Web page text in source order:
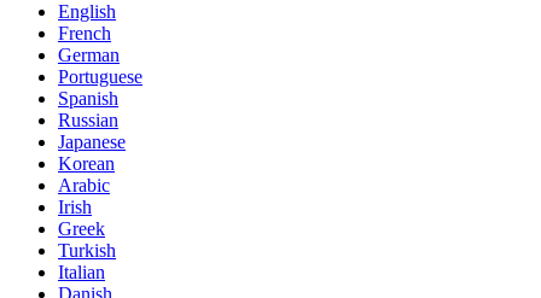
English
French
German
Portuguese
Spanish
Russian
Japanese
Korean
Arabic
Irish
Greek
Turkish
Italian